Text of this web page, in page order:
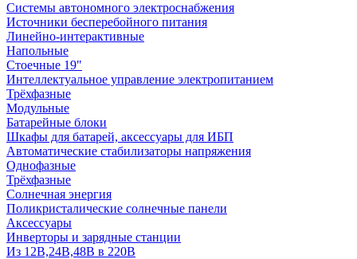
Системы автономного электроснабжения
Источники бесперебойного питания
Линейно-интерактивные
Напольные
Стоечные 19"
Интеллектуальное управление электропитанием
Трёхфазные
Модульные
Батарейные блоки
Шкафы для батарей, аксессуары для ИБП
Автоматические стабилизаторы напряжения
Однофазные
Трёхфазные
Солнечная энергия
Поликристалические солнечные панели
Аксессуары
Инверторы и зарядные станции
Из 12В,24В,48В в 220В